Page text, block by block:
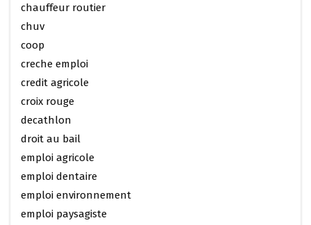
chauffeur routier
chuv
coop
creche emploi
credit agricole
croix rouge
decathlon
droit au bail
emploi agricole
emploi dentaire
emploi environnement
emploi paysagiste